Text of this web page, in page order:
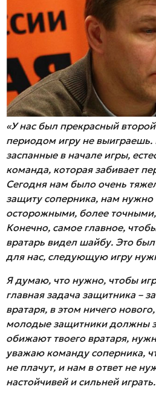
«У нас был прекрасный
периодом игру не
заспанные в начале игры,
команда, которая забивает
Сегодня нам было очень
защиту соперника, нам нужно
осторожными, более
Конечно, самое главное,
вратарь видел шайбу. Это
для нас, следующую игру
Я думаю, что нужно, чтобы
главная задача защитника –
вратаря, в этом ничего
молодые защитники должны
обижают твоего вратаря,
уважаю команду соперника,
не плачут, и нам в ответ не
настойчивей и сильней играть.